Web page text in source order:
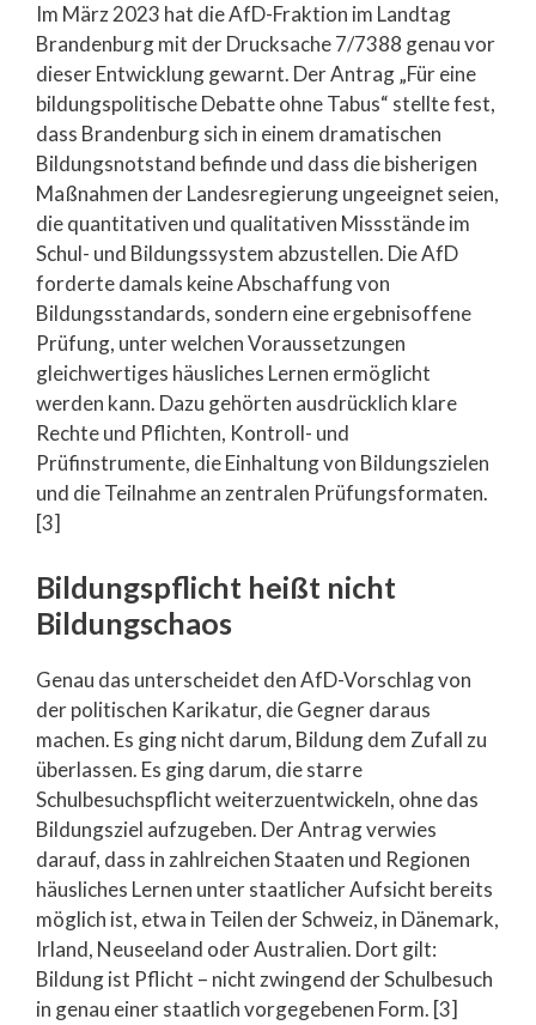
Im März 2023 hat die AfD-Fraktion im Landtag
Brandenburg mit der Drucksache 7/7388 genau vor
dieser Entwicklung gewarnt. Der Antrag „Für eine
bildungspolitische Debatte ohne Tabus“ stellte fest,
dass Brandenburg sich in einem dramatischen
Bildungsnotstand befinde und dass die bisherigen
Maßnahmen der Landesregierung ungeeignet seien,
die quantitativen und qualitativen Missstände im
Schul- und Bildungssystem abzustellen. Die AfD
forderte damals keine Abschaffung von
Bildungsstandards, sondern eine ergebnisoffene
Prüfung, unter welchen Voraussetzungen
gleichwertiges häusliches Lernen ermöglicht
werden kann. Dazu gehörten ausdrücklich klare
Rechte und Pflichten, Kontroll- und
Prüfinstrumente, die Einhaltung von Bildungszielen
und die Teilnahme an zentralen Prüfungsformaten.
[3]
Bildungspflicht heißt nicht
Bildungschaos
Genau das unterscheidet den AfD-Vorschlag von
der politischen Karikatur, die Gegner daraus
machen. Es ging nicht darum, Bildung dem Zufall zu
überlassen. Es ging darum, die starre
Schulbesuchspflicht weiterzuentwickeln, ohne das
Bildungsziel aufzugeben. Der Antrag verwies
darauf, dass in zahlreichen Staaten und Regionen
häusliches Lernen unter staatlicher Aufsicht bereits
möglich ist, etwa in Teilen der Schweiz, in Dänemark,
Irland, Neuseeland oder Australien. Dort gilt:
Bildung ist Pflicht – nicht zwingend der Schulbesuch
in genau einer staatlich vorgegebenen Form. [3]